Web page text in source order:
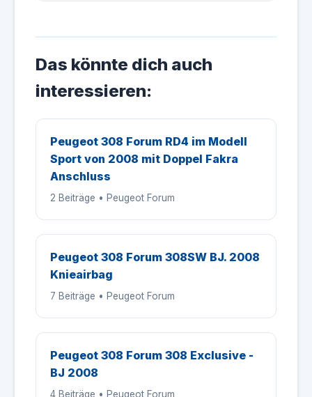
Das könnte dich auch
interessieren:
Peugeot 308 Forum RD4 im Modell
Sport von 2008 mit Doppel Fakra
Anschluss
2 Beiträge • Peugeot Forum
Peugeot 308 Forum 308SW BJ. 2008
Knieairbag
7 Beiträge • Peugeot Forum
Peugeot 308 Forum 308 Exclusive -
BJ 2008
4 Beiträge • Peugeot Forum